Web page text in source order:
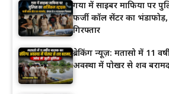
गया में साइबर माफिया पर
फर्जी कॉल सेंटर का
गिरफ्तार
ब्रेकिंग न्यूज़: मतासो में 11
अवस्था में पोखर से शव